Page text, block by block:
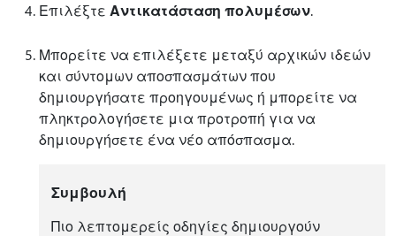
Επιλέξτε Αντικατάσταση πολυμέσων.
Μπορείτε να επιλέξετε μεταξύ αρχικών ιδεών
και σύντομων αποσπασμάτων που
δημιουργήσατε προηγουμένως ή μπορείτε να
πληκτρολογήσετε μια προτροπή για να
δημιουργήσετε ένα νέο απόσπασμα.
Συμβουλή
Πιο λεπτομερείς οδηγίες δημιουργούν